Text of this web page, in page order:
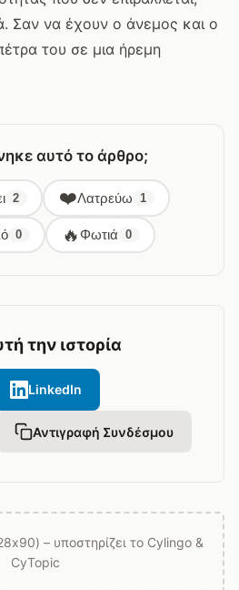
Σαν να έχουν ο άνεμος και ο
του σε μια ήρεμη
αυτό το άρθρο;
2 ❤️Λατρεύω 1
0 🔥 Φωτιά 0
την ιστορία
LinkedIn
Αντιγραφή Συνδέσμου
– υποστηρίζει το Cylingo &
CyTopic